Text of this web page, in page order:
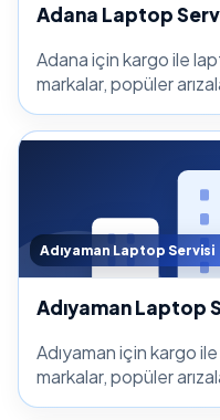
Adana Laptop
Adana için kargo ile
markalar, popüler
Adıyaman Laptop Servisi
Adıyaman Laptop
Adıyaman için kargo
markalar, popüler